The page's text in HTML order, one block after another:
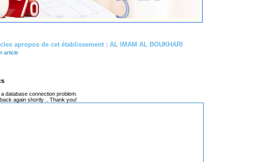
apropos de cet établissement : AL IMAM AL BOUKHARI
article
database connection problem.
again shortly .. Thank you!